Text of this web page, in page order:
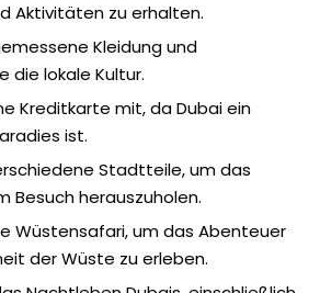
Aktivitäten zu erhalten.
Kleidung und
die lokale Kultur.
Kreditkarte mit, da Dubai ein
ist.
Stadtteile, um das
Besuch herauszuholen.
Wüstensafari, um das Abenteuer
der Wüste zu erleben.